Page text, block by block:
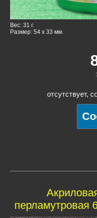
Вес: 31 г.
Размер: 54 x 33 мм.
отсутствует,
перламутровая